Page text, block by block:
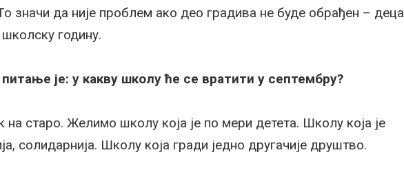
значи да није проблем ако део градива не буде обрађен – деца
годину.
је: у какву школу ће се вратити у септембру?
старо. Желимо школу која је по мери детета. Школу која је
солидарнија. Школу која гради једно другачије друштво.